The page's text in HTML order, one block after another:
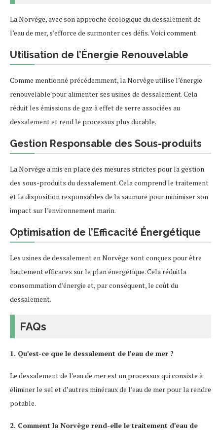
La Norvège, avec son approche écologique du dessalement de
l’eau de mer, s’efforce de surmonter ces défis. Voici comment.
Utilisation de l’Énergie Renouvelable
Comme mentionné précédemment, la Norvège utilise l’énergie
renouvelable pour alimenter ses usines de dessalement. Cela
réduit les émissions de gaz à effet de serre associées au
dessalement et rend le processus plus durable.
Gestion Responsable des Sous-produits
La Norvège a mis en place des mesures strictes pour la gestion
des sous-produits du dessalement. Cela comprend le traitement
et la disposition responsables de la saumure pour minimiser son
impact sur l’environnement marin.
Optimisation de l’Efficacité Énergétique
Les usines de dessalement en Norvège sont conçues pour être
hautement efficaces sur le plan énergétique. Cela réduitla
consommation d’énergie et, par conséquent, le coût du
dessalement.
FAQs
1. Qu’est-ce que le dessalement de l’eau de mer ?
Le dessalement de l’eau de mer est un processus qui consiste à
éliminer le sel et d’autres minéraux de l’eau de mer pour la rendre
potable.
2. Comment la Norvège rend-elle le traitement d’eau de